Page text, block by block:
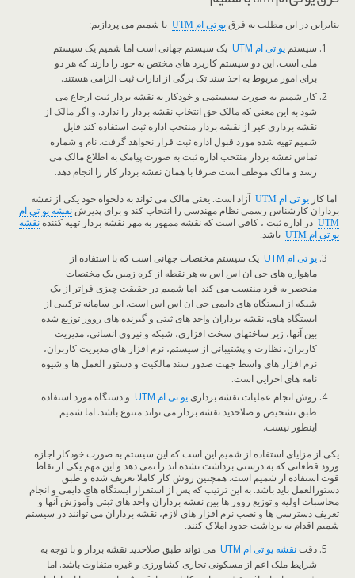
بنابراین در این مطلب به فرق یو تی ام UTM با شمیم می پردازیم:
سیستمیو تی ام UTM یک سیستم جهانی است اما شمیم یک سیستم
ملی است. این دو سیستم کاربرد های مختص به خود را دارند که هر دو
برای امور مربوط به اخذ سند تک برگی از ادارات ثبت الزامی هستند.
کار شمیم به صورت سیستمی و خودکار به نقشه بردار ثبت ارجاع می
شود به این معنی که مالک حق انتخاب نقشه بردار را ندارد. و اگر مالک از
نقشه برداری غیر از نقشه بردار منتخب اداره ثبت استفاده کند فایل
شمیم تهیه شده مورد قبول اداره ثبت قرار نخواهد گرفت. نام و شماره
تماس نقشه بردار منتخب اداره ثبت به صورت پیامک به اطلاع مالک می
رسد و مالک موظف است صرفا با همان نقشه بردار کار را انجام دهد.
اما کار یو تی ام UTM آزاد است. یعنی مالک می تواند به دلخواه خود یکی از نقشه
برداران کارشناس رسمی نظام مهندسی را انتخاب کند و برای پذیرش نقشه یو تی ام
UTM در اداره ثبت ، کافی است که نقشه ممهور به مهر نقشه بردار تهیه کننده نقشه
یو تی ام UTM باشد.
یو تی ام UTM
یک سیستم مختصات جهانی است که با استفاده از
ماهواره های جی ان اس اس به هر نقطه از کره زمین یک مختصات
منحصر به فرد منتسب می کند. اما شمیم در حقیقت چیزی فراتر از یک
شبکه از ایستگاه های دایمی جی ان اس اس است. این سامانه ترکیبی از
ایستگاه های، نقشه برداران واحد های ثبتی و گیرنده های روور توزیع شده
بین آنها، زیر ساختهای سخت افزاری، شبکه و نیروی انسانی، مدیریت
کاربران، نظارت و پشتیبانی از سیستم، نرم افزار های مدیریت کاربران،
نرم افزار های واسط جهت صدور سند مالکیت و دستور العمل ها و شیوه
نامه های اجرایی است.
روش انجام عملیات نقشه بردارییو تی ام UTM و دستگاه مورد استفاده
طبق تشخیص و صلاحدید نقشه بردار می تواند متنوع باشد. اما شمیم
اینطور نیست.
یکی از مزایای استفاده از شمیم این است که این سیستم به صورت خودکار اجازه
ورود قطعاتی که به درستی برداشت نشده اند را نمی دهد و این مهم یکی از نقاط
قوت استفاده از شمیم است. همچنین روش کار کاملا تعریف شده و طبق
دستورالعمل باید باشد. به این ترتیب که پس از استقرار ایستگاه های دایمی و انجام
محاسبات اولیه و توزیع روور ها بین نقشه برداران واحد های ثبتی وآموزش آنها و
تعریف دسترسی ها و نصب نرم افزار های لازم، نقشه برداران می توانند در سیستم
شمیم اقدام به برداشت حدود املاک کنند.
دقتنقشه یو تی ام UTM می تواند طبق صلاحدید نقشه بردار و با توجه به
شرایط ملک اعم از مسکونی تجاری کشاورزی و غیره متفاوت باشد. اما